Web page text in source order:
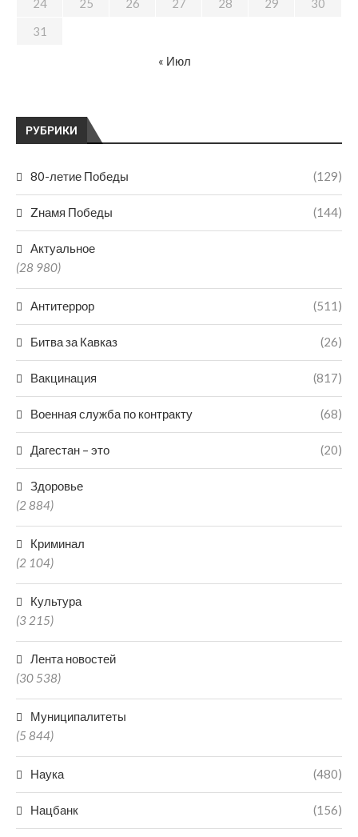
РУБРИКИ
80-летие Победы (129)
Zнамя Победы (144)
Актуальное
(28 980)
Антитеррор (511)
Битва за Кавказ (26)
Вакцинация (817)
Военная служба по контракту (68)
Дагестан – это (20)
Здоровье
(2 884)
Криминал
(2 104)
Культура
(3 215)
Лента новостей
(30 538)
Муниципалитеты
(5 844)
Наука (480)
Нацбанк (156)
24
25 26 27 28 29
30
31
« Июл